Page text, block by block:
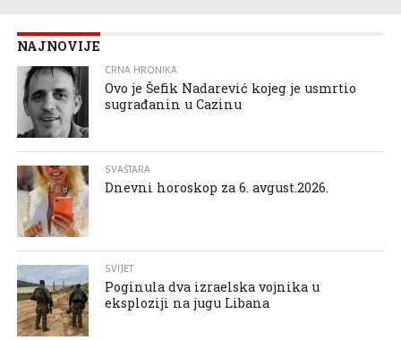
NAJNOVIJE
CRNA HRONIKA
Ovo je Šefik Nadarević kojeg je usmrtio
sugrađanin u Cazinu
SVAŠTARA
Dnevni horoskop za 6. avgust.2026.
SVIJET
Poginula dva izraelska vojnika u
eksploziji na jugu Libana